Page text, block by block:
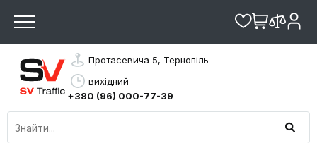
Протасевича 5, Тернопіль
вихідний
+380 (96) 000-77-39